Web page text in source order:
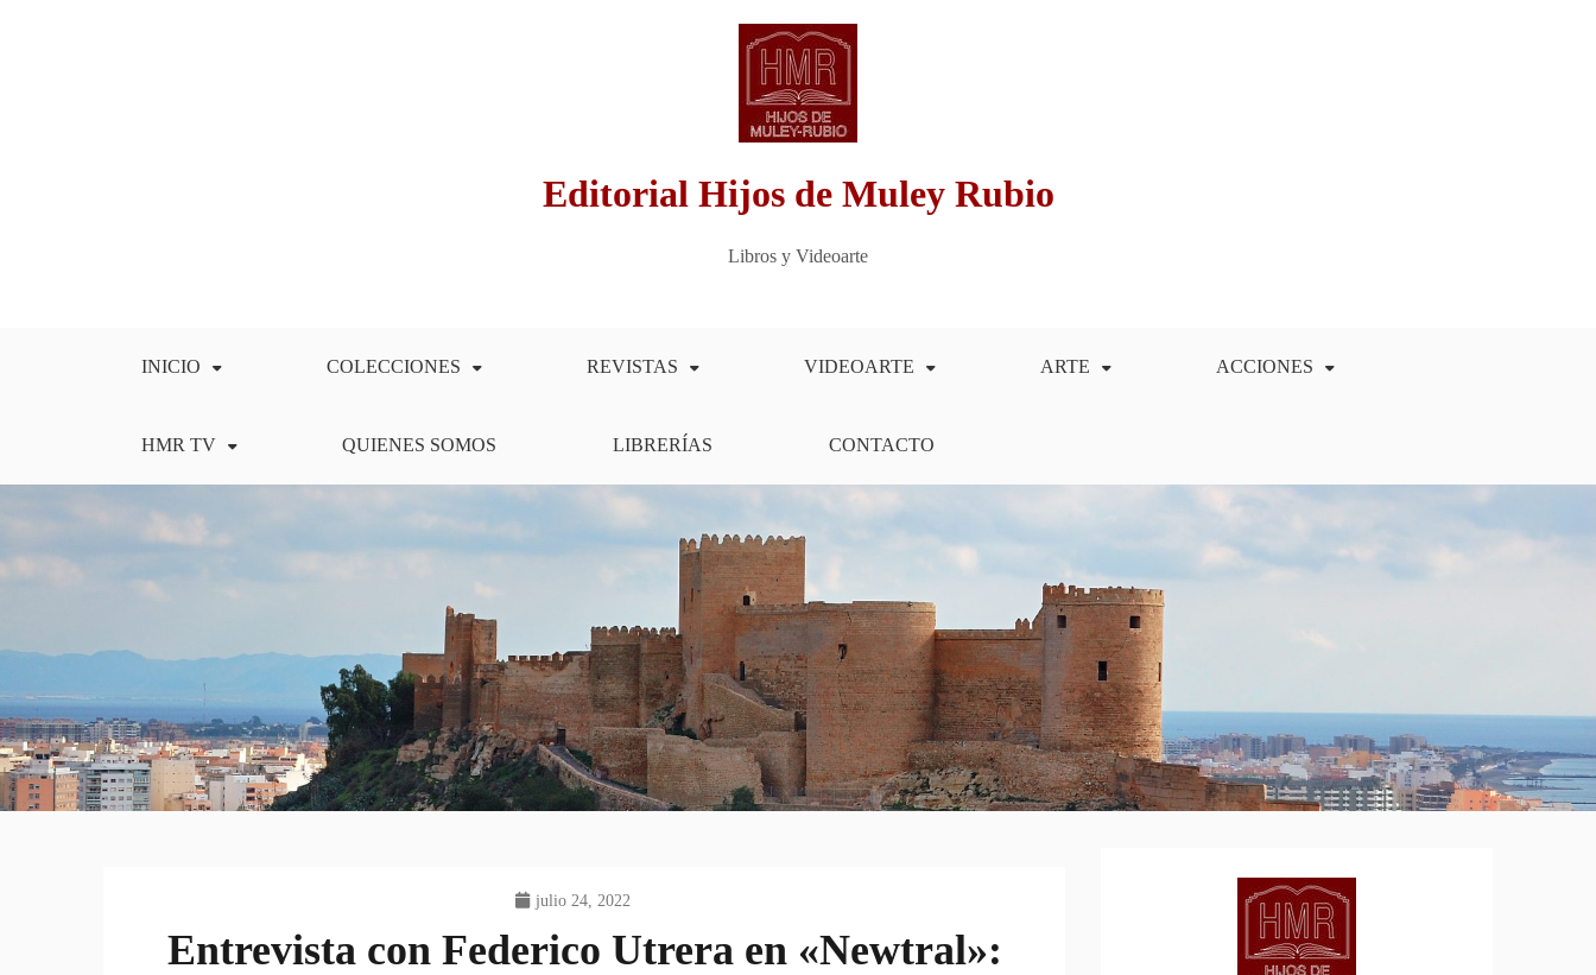
Editorial Hijos de Muley Rubio
Libros y Videoarte
INICIO COLECCIONES REVISTAS VIDEOARTE ARTE ACCIONES
HMR TV QUIENES SOMOS LIBRERÍAS CONTACTO
julio 24, 2022
Entrevista con Federico Utrera en «Newtral»: